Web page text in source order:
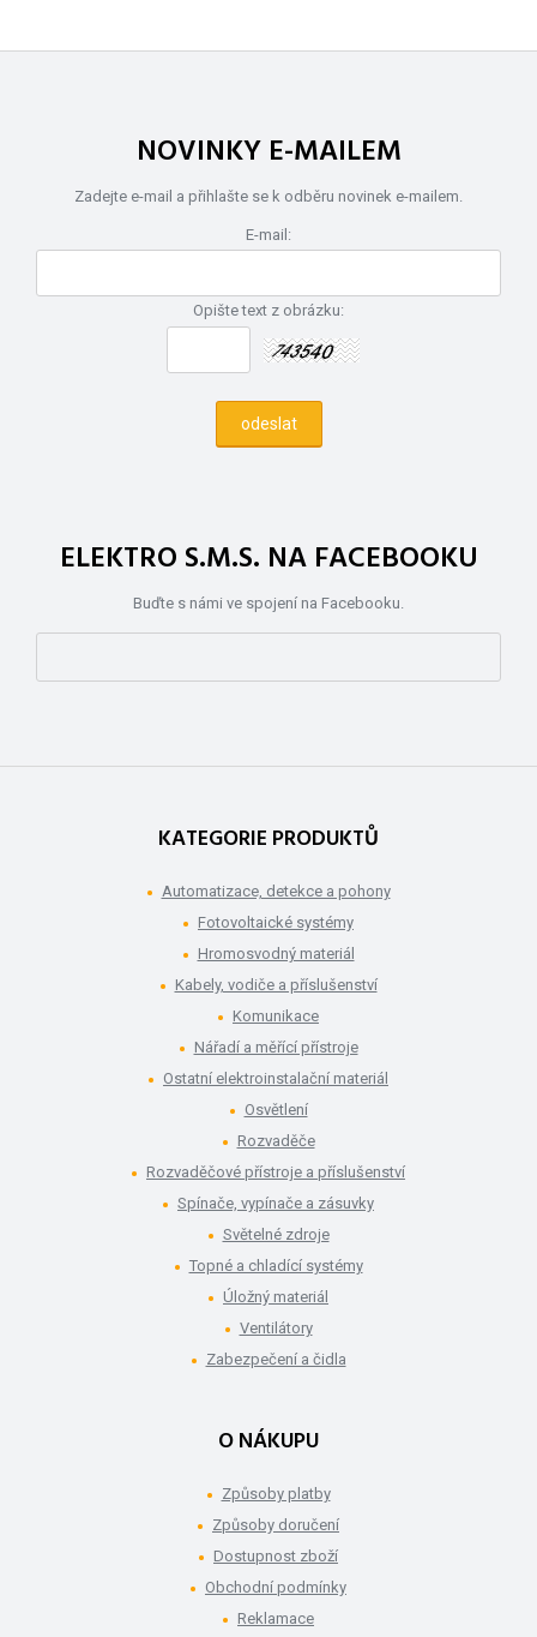
NOVINKY E-MAILEM
Zadejte e-mail a přihlašte se k odběru novinek e-mailem.
E-mail:
Opište text z obrázku:
ELEKTRO S.M.S. NA FACEBOOKU
Buďte s námi ve spojení na Facebooku.
KATEGORIE PRODUKTŮ
Automatizace, detekce a pohony
Fotovoltaické systémy
Hromosvodný materiál
Kabely, vodiče a příslušenství
Komunikace
Nářadí a měřící přístroje
Ostatní elektroinstalační materiál
Osvětlení
Rozvaděče
Rozvaděčové přístroje a příslušenství
Spínače, vypínače a zásuvky
Světelné zdroje
Topné a chladící systémy
Úložný materiál
Ventilátory
Zabezpečení a čidla
O NÁKUPU
Způsoby platby
Způsoby doručení
Dostupnost zboží
Obchodní podmínky
Reklamace